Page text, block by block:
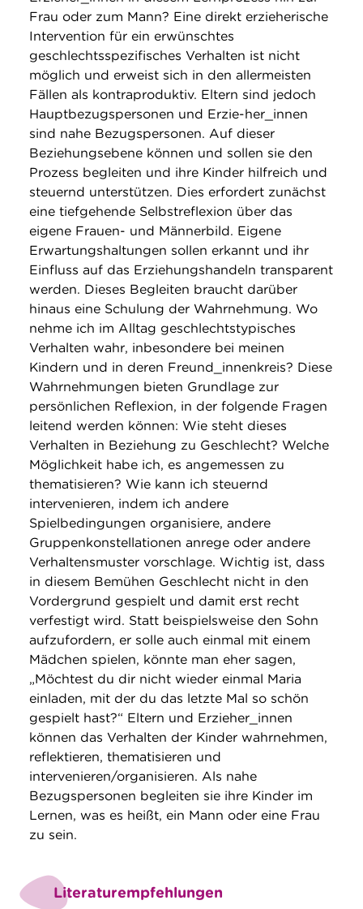
Frau oder zum Mann? Eine direkt erzieherische
Intervention für ein erwünschtes
geschlechtsspezifisches Verhalten ist nicht
möglich und erweist sich in den allermeisten
Fällen als kontraproduktiv. Eltern sind jedoch
Hauptbezugspersonen und Erzie-her_innen
sind nahe Bezugspersonen. Auf dieser
Beziehungsebene können und sollen sie den
Prozess begleiten und ihre Kinder hilfreich und
steuernd unterstützen. Dies erfordert zunächst
eine tiefgehende Selbstreflexion über das
eigene Frauen- und Männerbild. Eigene
Erwartungshaltungen sollen erkannt und ihr
Einfluss auf das Erziehungshandeln transparent
werden. Dieses Begleiten braucht darüber
hinaus eine Schulung der Wahrnehmung. Wo
nehme ich im Alltag geschlechtstypisches
Verhalten wahr, inbesondere bei meinen
Kindern und in deren Freund_innenkreis? Diese
Wahrnehmungen bieten Grundlage zur
persönlichen Reflexion, in der folgende Fragen
leitend werden können: Wie steht dieses
Verhalten in Beziehung zu Geschlecht? Welche
Möglichkeit habe ich, es angemessen zu
thematisieren? Wie kann ich steuernd
intervenieren, indem ich andere
Spielbedingungen organisiere, andere
Gruppenkonstellationen anrege oder andere
Verhaltensmuster vorschlage. Wichtig ist, dass
in diesem Bemühen Geschlecht nicht in den
Vordergrund gespielt und damit erst recht
verfestigt wird. Statt beispielsweise den Sohn
aufzufordern, er solle auch einmal mit einem
Mädchen spielen, könnte man eher sagen,
„Möchtest du dir nicht wieder einmal Maria
einladen, mit der du das letzte Mal so schön
gespielt hast?“ Eltern und Erzieher_innen
können das Verhalten der Kinder wahrnehmen,
reflektieren, thematisieren und
intervenieren/organisieren. Als nahe
Bezugspersonen begleiten sie ihre Kinder im
Lernen, was es heißt, ein Mann oder eine Frau
zu sein.
Literaturempfehlungen